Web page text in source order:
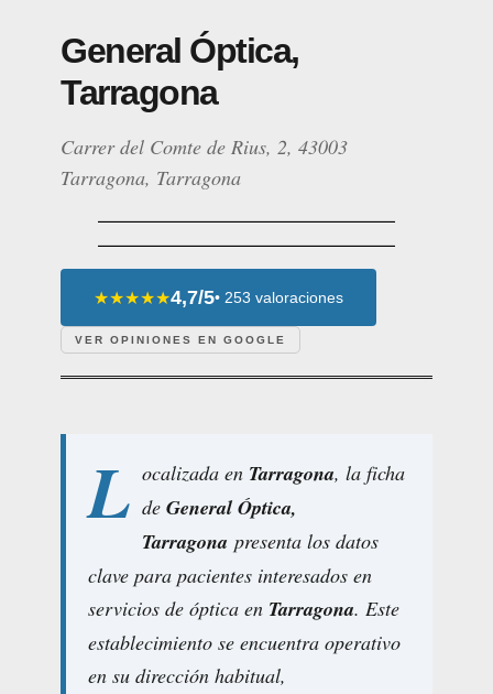
General Óptica,
Tarragona
Carrer del Comte de Rius, 2, 43003
Tarragona, Tarragona
★★★★★4,7/5• 253 valoraciones
VER OPINIONES EN GOOGLE
L ocalizada en Tarragona, la ficha
de General Óptica,
Tarragona presenta los datos
clave para pacientes interesados en
servicios de óptica en Tarragona. Este
establecimiento se encuentra operativo
en su dirección habitual,